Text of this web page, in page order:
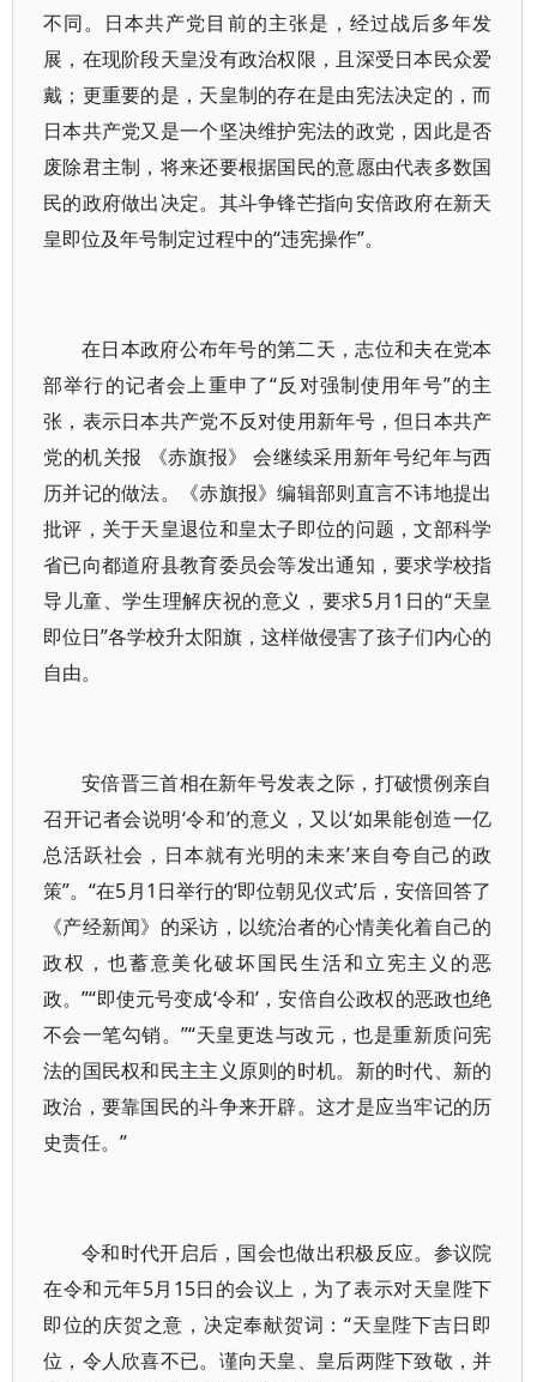
不同。日本共产党目前的主张是，经过战后多年发
展，在现阶段天皇没有政治权限，且深受日本民众爱
戴；更重要的是，天皇制的存在是由宪法决定的，而
日本共产党又是一个坚决维护宪法的政党，因此是否
废除君主制，将来还要根据国民的意愿由代表多数国
民的政府做出决定。其斗争锋芒指向安倍政府在新天
皇即位及年号制定过程中的“违宪操作”。
在日本政府公布年号的第二天，志位和夫在党本
部举行的记者会上重申了“反对强制使用年号”的主
张，表示日本共产党不反对使用新年号，但日本共产
党的机关报 《赤旗报》 会继续采用新年号纪年与西
历并记的做法。《赤旗报》编辑部则直言不讳地提出
批评，关于天皇退位和皇太子即位的问题，文部科学
省已向都道府县教育委员会等发出通知，要求学校指
导儿童、学生理解庆祝的意义，要求5月1日的“天皇
即位日”各学校升太阳旗，这样做侵害了孩子们内心的
自由。
安倍晋三首相在新年号发表之际，打破惯例亲自
召开记者会说明‘令和’的意义，又以‘如果能创造一亿
总活跃社会，日本就有光明的未来’来自夸自己的政
策”。“在5月1日举行的‘即位朝见仪式’后，安倍回答了
《产经新闻》的采访，以统治者的心情美化着自己的
政权，也蓄意美化破坏国民生活和立宪主义的恶
政。”“即使元号变成‘令和’，安倍自公政权的恶政也绝
不会一笔勾销。”“天皇更迭与改元，也是重新质问宪
法的国民权和民主主义原则的时机。新的时代、新的
政治，要靠国民的斗争来开辟。这才是应当牢记的历
史责任。”
令和时代开启后，国会也做出积极反应。参议院
在令和元年5月15日的会议上，为了表示对天皇陛下
即位的庆贺之意，决定奉献贺词：“天皇陛下吉日即
位，令人欣喜不已。谨向天皇、皇后两陛下致敬，并